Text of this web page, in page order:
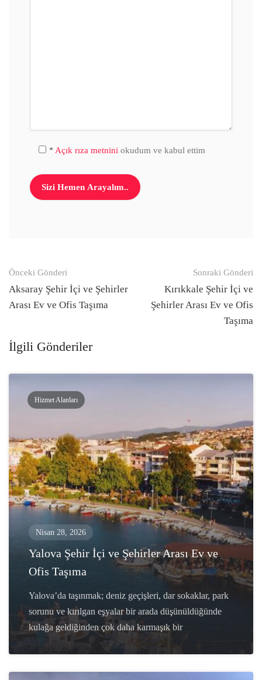
* Açık rıza metnini okudum ve kabul ettim
Gönderi
navigasyonu
Önceki Gönderi
Aksaray Şehir İçi ve Şehirler
Arası Ev ve Ofis Taşıma
Sonraki Gönderi
Kırıkkale Şehir İçi ve
Şehirler Arası Ev ve Ofis
Taşıma
İlgili Gönderiler
Hizmet Alanları
Nisan 28, 2026
Yalova Şehir İçi ve Şehirler Arası Ev ve
Ofis Taşıma
Yalova’da taşınmak; deniz geçişleri, dar sokaklar, park
sorunu ve kırılgan eşyalar bir arada düşünüldüğünde
kulağa geldiğinden çok daha karmaşık bir